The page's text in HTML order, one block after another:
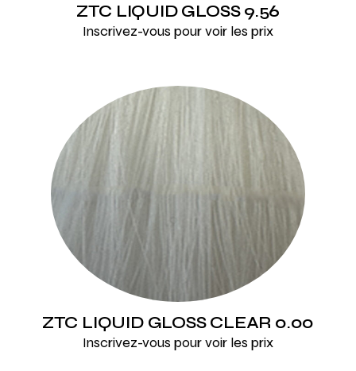
ZTC LIQUID GLOSS 9.56
Inscrivez-vous pour voir les prix
ZTC LIQUID GLOSS CLEAR 0.00
Inscrivez-vous pour voir les prix